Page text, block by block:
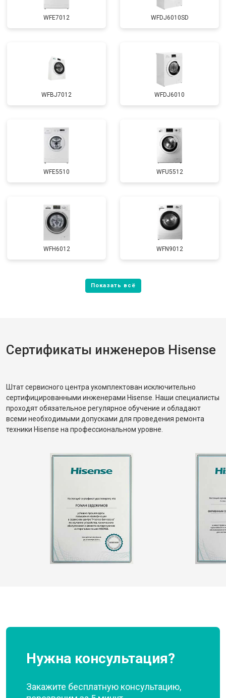
WFE7012 WFDJ6010SD
WFBJ7012 WFDJ6010
WFE5510 WFU5512
WFH6012 WFN9012
Сертификаты инженеров Hisense
Штат сервисного центра укомплектован исключительно
сертифицированными инженерами Hisense. Наши специалисты
проходят обязательное регулярное обучение и обладают
всеми необходимыми допусками для проведения ремонта
техники Hisense на профессиональном уровне.
Нужна консультация?
Закажите бесплатную консультацию,